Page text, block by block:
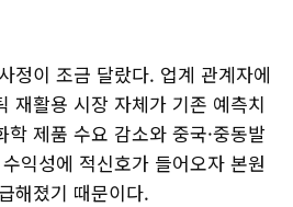
정이 조금 달랐다. 업계 관계자에
재활용 시장 자체가 기존 예측치
제품 수요 감소와 중국·중동발
익성에 적신호가 들어오자 본원
해졌기 때문이다.